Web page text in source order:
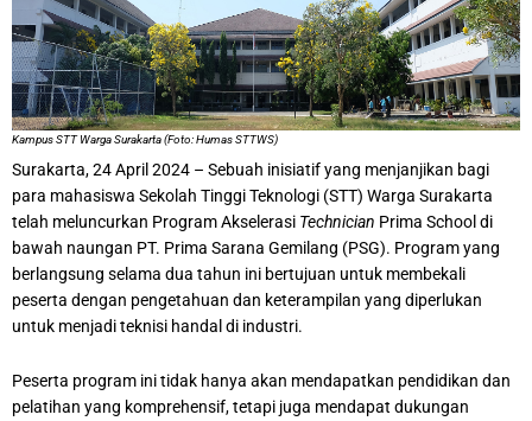
Kampus STT Warga Surakarta (Foto: Humas STTWS)
Surakarta, 24 April 2024 – Sebuah inisiatif yang menjanjikan bagi
para mahasiswa Sekolah Tinggi Teknologi (STT) Warga Surakarta
telah meluncurkan Program Akselerasi Technician Prima School di
bawah naungan PT. Prima Sarana Gemilang (PSG). Program yang
berlangsung selama dua tahun ini bertujuan untuk membekali
peserta dengan pengetahuan dan keterampilan yang diperlukan
untuk menjadi teknisi handal di industri.
Peserta program ini tidak hanya akan mendapatkan pendidikan dan
pelatihan yang komprehensif, tetapi juga mendapat dukungan